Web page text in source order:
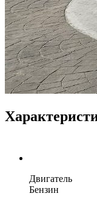
Двигатель
Бензин